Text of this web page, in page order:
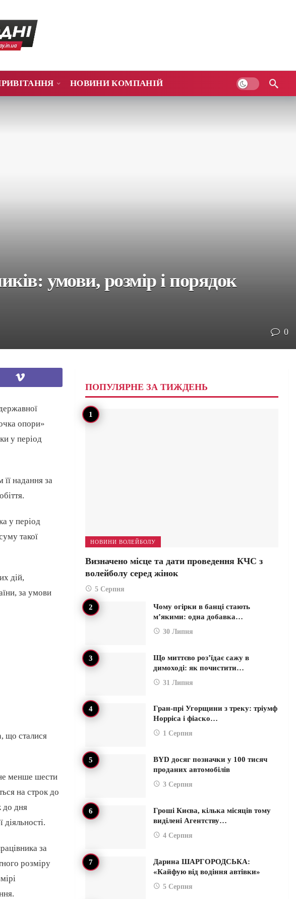
НОВИНИ КОМПАНІЙ
умови, розмір і порядок
0
опори»
у період
надання за
у період
такої
дій,
за умови
що сталися
менше шести
на строк до
до дня
за
розміру
ПОПУЛЯРНЕ ЗА ТИЖДЕНЬ
НОВИНИ ВОЛЕЙБОЛУ
Визначено місце та дати проведення КЧС з
волейболу серед жінок
5 Серпня
Чому огірки в банці стають
м’якими: одна добавка…
30 Липня
Що миттєво роз’їдає сажу в
димоході: як почистити…
31 Липня
Гран-прі Угорщини з треку: тріумф
Норріса і фіаско…
1 Серпня
BYD досяг позначки у 100 тисяч
проданих автомобілів
3 Серпня
Гроші Києва, кілька місяців тому
виділені Агентству…
4 Серпня
Дарина ШАРГОРОДСЬКА:
«Кайфую від водіння автівки»
5 Серпня